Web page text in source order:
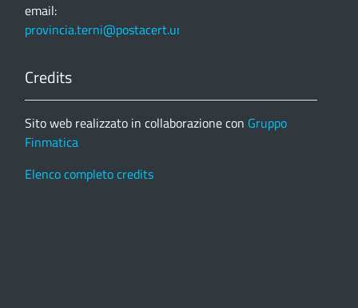
email:
provincia.terni@postacert.umbria.it
Credits
Sito web realizzato in collaborazione con Gruppo
Finmatica
Elenco completo credits